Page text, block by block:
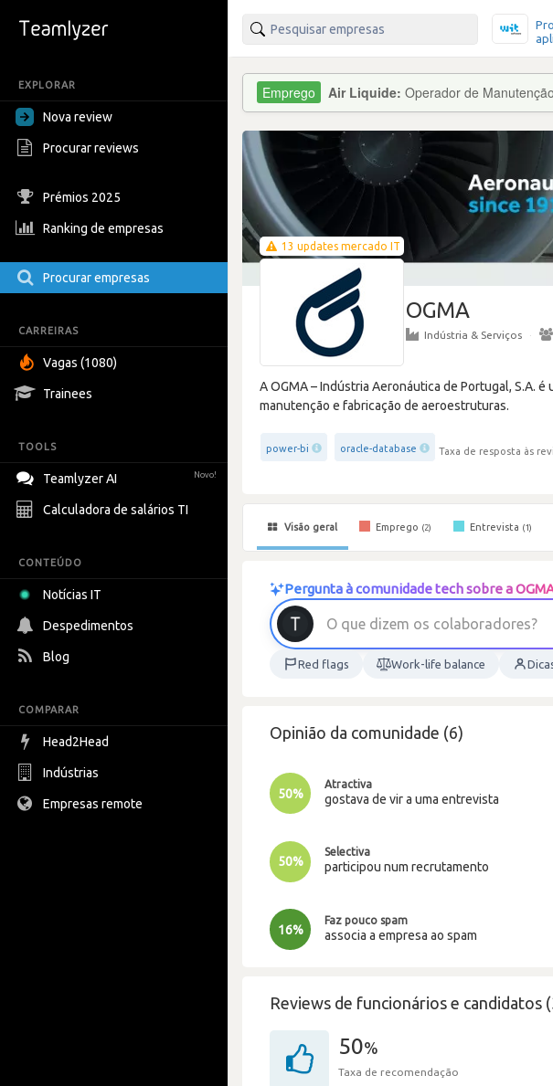
EXPLORAR
Nova review
Procurar reviews
Prémios 2025
Ranking de empresas
Procurar empresas
CARREIRAS
Vagas (1080)
Trainees
TOOLS
Teamlyzer AI Novo!
Calculadora de salários TI
CONTEÚDO
Notícias IT
Despedimentos
Blog
COMPARAR
Head2Head
Indústrias
Empresas remote
Air Liquide: Operador de
13 updates mercado IT
OGMA
Indústria & Serviços ·
A OGMA – Indústria Aeronáutica de Portugal, S.A.
manutenção e fabricação de aeroestruturas.
power-bi oracle-database Taxa de resposta às
Visão geral Emprego (2) Entrevista (1)
Pergunta à comunidade tech sobre a
O que d izem os colaborad ores?
Red flags Work-life balance
Opinião da comunidade (6)
50%
Atractiva
gostava de vir a uma entrevista
50%
Selectiva
participou num recrutamento
16%
Faz pouco spam
associa a empresa ao spam
Reviews de funcionários e candidatos
50%
Taxa de recomendação